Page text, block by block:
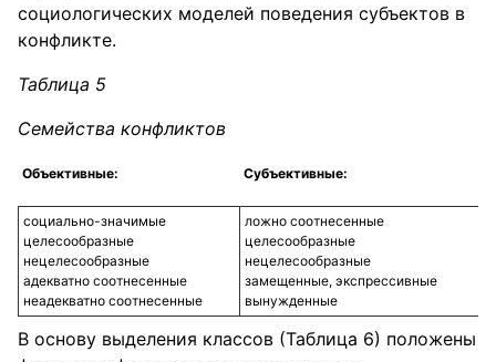
социологических моделей поведения субъектов в
конфликте.
Таблица 5
Семейства конфликтов
Объективные: Субъективные:
социально-значимые
целесообразные
нецелесообразные
адекватно соотнесенные
неадекватно соотнесенные
ложно соотнесенные
целесообразные
нецелесообразные
замещенные, экспрессивные
вынужденные
В основу выделения классов (Таблица 6) положены